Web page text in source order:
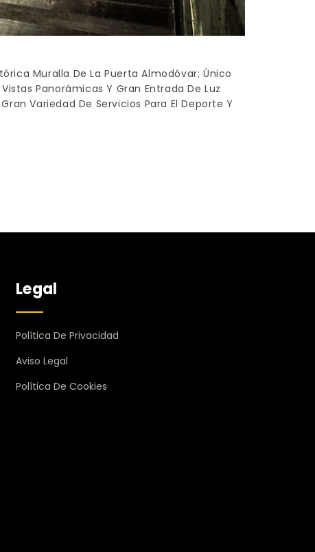
Muralla De La Puerta Almodóvar; Único
Panorámicas Y Gran Entrada De Luz
Variedad De Servicios Para El Deporte Y
Legal
Política De Privacidad
Aviso Legal
Política De Cookies